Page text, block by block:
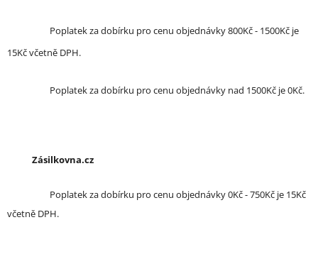
Poplatek za dobírku pro cenu objednávky 800Kč - 1500Kč je
15Kč včetně DPH.
Poplatek za dobírku pro cenu objednávky nad 1500Kč je 0Kč.
Zásilkovna.cz
Poplatek za dobírku pro cenu objednávky 0Kč - 750Kč je 15Kč
včetně DPH.